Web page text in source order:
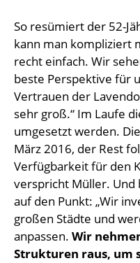
So resümiert der 52-
kann man kompliziert
recht einfach. Wir
beste Perspektive für
Vertrauen der
sehr groß.“ Im Laufe
umgesetzt werden.
März 2016, der Rest
Verfügbarkeit für den
verspricht Müller. Und
auf den Punkt: „Wir
großen Städte und
anpassen. Wir
Strukturen raus, um